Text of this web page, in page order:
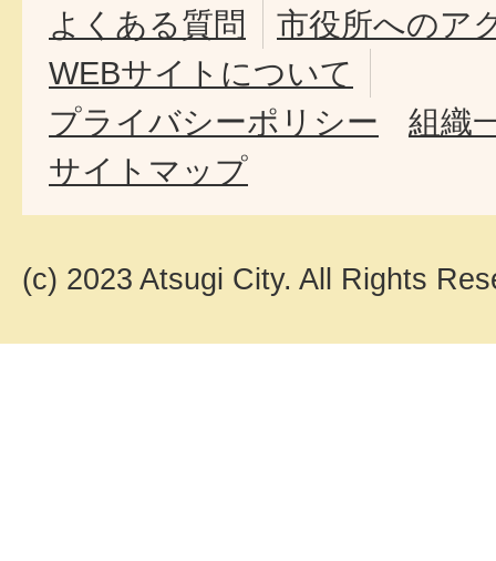
よくある質問
市役所へのア
WEBサイトについて
プライバシーポリシー
組織
サイトマップ
(c) 2023 Atsugi City. All Rights